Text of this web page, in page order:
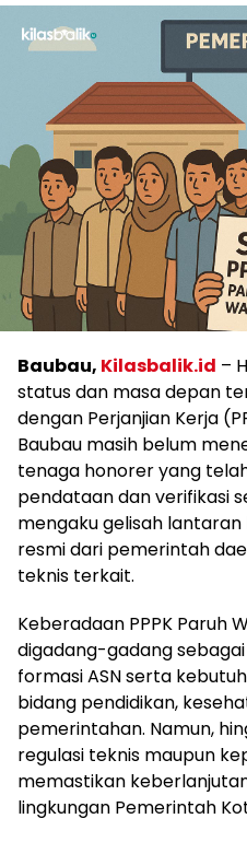
Baubau, Kilasbalik.id –
status dan masa depan
dengan Perjanjian Kerja
Baubau masih belum
tenaga honorer yang
pendataan dan verifikasi
mengaku gelisah
resmi dari pemerintah
teknis terkait.
Keberadaan PPPK Paruh
digadang-gadang
formasi ASN serta
bidang pendidikan,
pemerintahan. Namun,
regulasi teknis maupun
memastikan
lingkungan Pemerintah